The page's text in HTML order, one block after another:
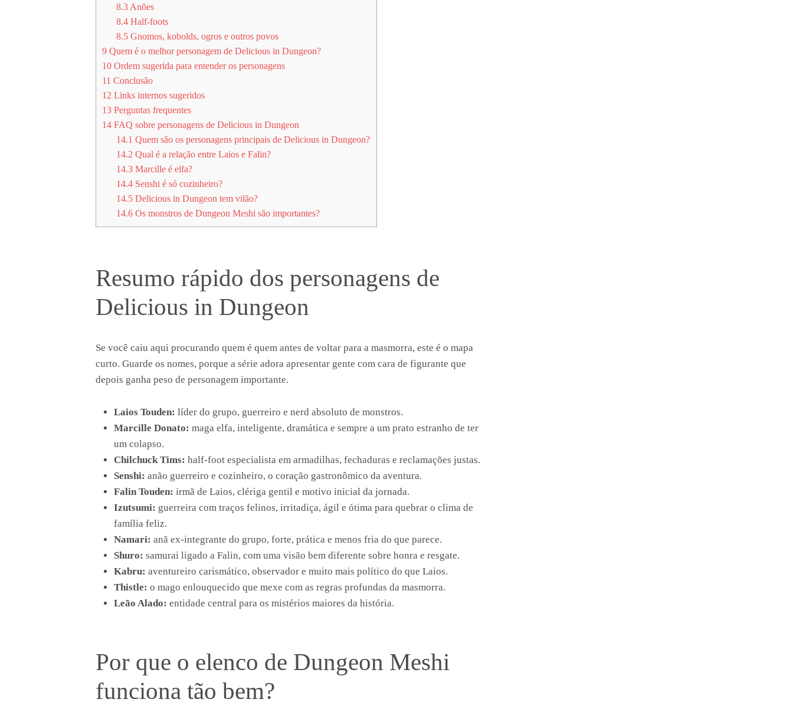
8.3 Anões
8.4 Half-foots
8.5 Gnomos, kobolds, ogros e outros povos
9 Quem é o melhor personagem de Delicious in Dungeon?
10 Ordem sugerida para entender os personagens
11 Conclusão
12 Links internos sugeridos
13 Perguntas frequentes
14 FAQ sobre personagens de Delicious in Dungeon
14.1 Quem são os personagens principais de Delicious in Dungeon?
14.2 Qual é a relação entre Laios e Falin?
14.3 Marcille é elfa?
14.4 Senshi é só cozinheiro?
14.5 Delicious in Dungeon tem vilão?
14.6 Os monstros de Dungeon Meshi são importantes?
Resumo rápido dos personagens de
Delicious in Dungeon
Se você caiu aqui procurando quem é quem antes de voltar para a masmorra, este é o mapa
curto. Guarde os nomes, porque a série adora apresentar gente com cara de figurante que
depois ganha peso de personagem importante.
Laios Touden: líder do grupo, guerreiro e nerd absoluto de monstros.
Marcille Donato: maga elfa, inteligente, dramática e sempre a um prato estranho de ter
um colapso.
Chilchuck Tims: half-foot especialista em armadilhas, fechaduras e reclamações justas.
Senshi: anão guerreiro e cozinheiro, o coração gastronômico da aventura.
Falin Touden: irmã de Laios, clériga gentil e motivo inicial da jornada.
Izutsumi: guerreira com traços felinos, irritadiça, ágil e ótima para quebrar o clima de
família feliz.
Namari: anã ex-integrante do grupo, forte, prática e menos fria do que parece.
Shuro: samurai ligado a Falin, com uma visão bem diferente sobre honra e resgate.
Kabru: aventureiro carismático, observador e muito mais político do que Laios.
Thistle: o mago enlouquecido que mexe com as regras profundas da masmorra.
Leão Alado: entidade central para os mistérios maiores da história.
Por que o elenco de Dungeon Meshi
funciona tão bem?